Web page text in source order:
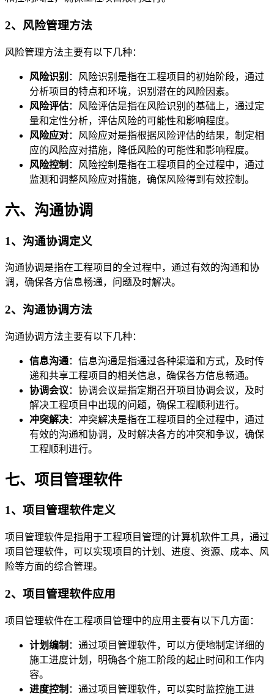
2、风险管理方法
风险管理方法主要有以下几种：
风险识别 ：风险识别是指在工程项目的初始阶段，通过
分析项目的特点和环境，识别潜在的风险因素。
风险评估：风险评估是指在风险识别的基础上，通过定
量和定性分析，评估风险的可能性和影响程度。
风险应对：风险应对是指根据风险评估的结果，制定相
应的风险应对措施，降低风险的可能性和影响程度。
风险控制 ：风险控制是指在工程项目的全过程中，通过
监测和调整风险应对措施，确保风险得到有效控制。
六、沟通协调
1、沟通协调定义
沟通协调是指在工程项目的全过程中，通过有效的沟通和协
调，确保各方信息畅通，问题及时解决。
2、沟通协调方法
沟通协调方法主要有以下几种：
信息沟通：信息沟通是指通过各种渠道和方式，及时传
递和共享工程项目的相关信息，确保各方信息畅通。
协调会议 ：协调会议是指定期召开项目协调会议，及时
解决工程项目中出现的问题，确保工程顺利进行。
冲突解决：冲突解决是指在工程项目的全过程中，通过
有效的沟通和协调，及时解决各方的冲突和争议，确保
工程顺利进行。
七、项目管理软件
1、项目管理软件定义
项目管理软件是指用于工程项目管理的计算机软件工具，通过
项目管理软件，可以实现项目的计划、进度、资源、成本、风
险等方面的综合管理。
2、项目管理软件应用
项目管理软件在工程项目管理中的应用主要有以下几方面：
计划编制 ：通过项目管理软件，可以方便地制定详细的
施工进度计划，明确各个施工阶段的起止时间和工作内
容。
进度控制 ：通过项目管理软件，可以实时监控施工进